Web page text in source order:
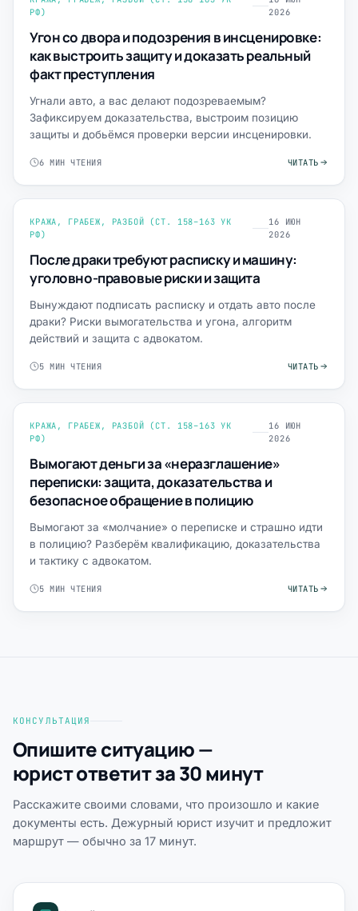
РФ)
2026
Угон со двора и подозрения в инсценировке:
как выстроить защиту и доказать реальный
факт преступления
Угнали авто, а вас делают подозреваемым?
Зафиксируем доказательства, выстроим позицию
защиты и добьёмся проверки версии инсценировки.
6 МИН ЧТЕНИЯ ЧИТАТЬ
КРАЖА, ГРАБЕЖ, РАЗБОЙ (СТ. 158–163 УК
РФ)
16 ИЮН
2026
После драки требуют расписку и машину:
уголовно-правовые риски и защита
Вынуждают подписать расписку и отдать авто после
драки? Риски вымогательства и угона, алгоритм
действий и защита с адвокатом.
5 МИН ЧТЕНИЯ ЧИТАТЬ
КРАЖА, ГРАБЕЖ, РАЗБОЙ (СТ. 158–163 УК
РФ)
16 ИЮН
2026
Вымогают деньги за «неразглашение»
переписки: защита, доказательства и
безопасное обращение в полицию
Вымогают за «молчание» о переписке и страшно идти
в полицию? Разберём квалификацию, доказательства
и тактику с адвокатом.
5 МИН ЧТЕНИЯ ЧИТАТЬ
КОНСУЛЬТАЦИЯ
Опишите ситуацию —
юрист ответит за 30 минут
Расскажите своими словами, что произошло и какие
документы есть. Дежурный юрист изучит и предложит
маршрут — обычно за 17 минут.